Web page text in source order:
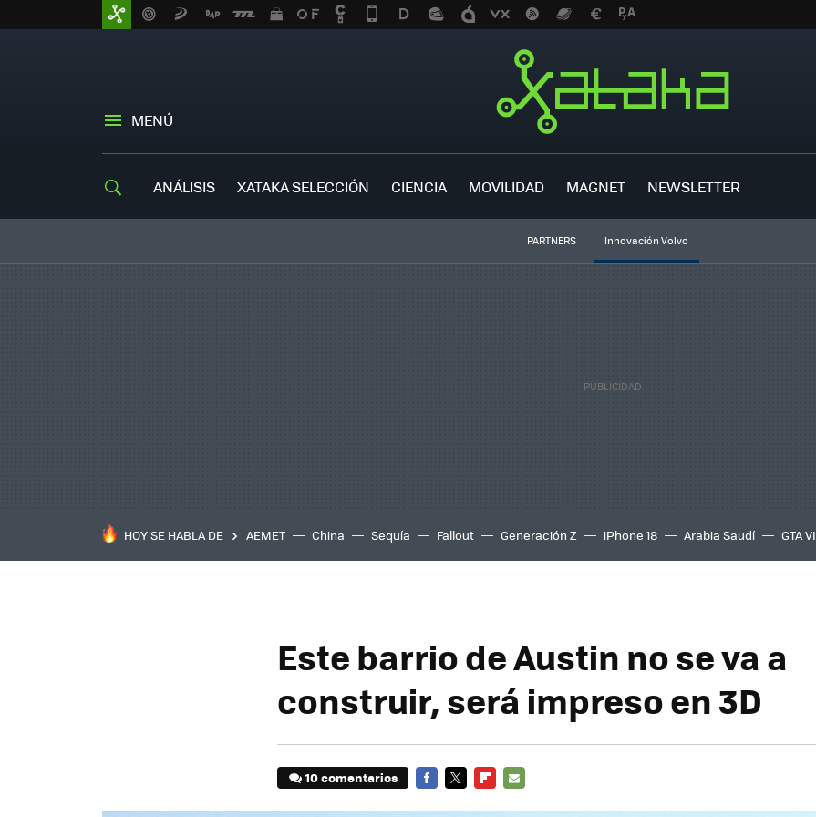
MENÚ
ANÁLISIS XATAKA SELECCIÓN CIENCIA MOVILIDAD MAGNET NEWSLETTER
PARTNERS Innovación Volvo
HOY SE HABLA DE AEMET China Sequía Fallout Generación Z iPhone 18 Arabia Saudí GTA VI
Este barrio de Austin no se va a
construir, será impreso en 3D
10 comentarios